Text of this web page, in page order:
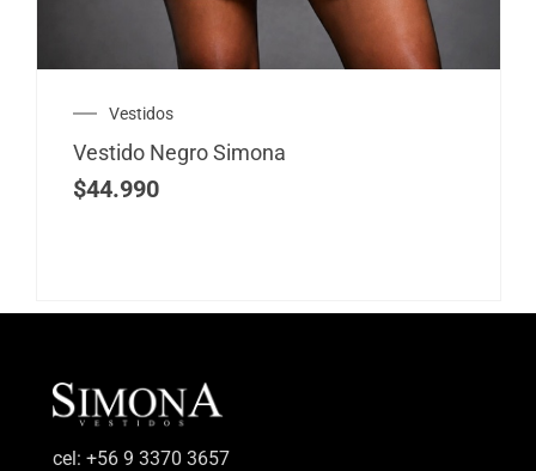
Vestidos
Vestido Negro Simona
$44.990
‎cel: +56 9 3370 3657